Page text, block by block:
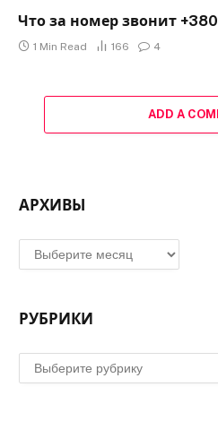
Что за номер звонит
1 Min Read 166 4
ADD A
АРХИВЫ
Архивы
РУБРИКИ
Рубрики